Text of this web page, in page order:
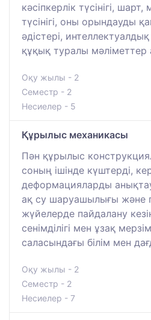
кәсіпкерлік түсінігі,
түсінігі, оны орындауды
әдістері,
құқық туралы
Оқу жылы - 2
Семестр - 2
Несиелер - 5
Құрылыс механикасы
Пән құрылыс
соның ішінде күштерді,
деформацияларды
ақ су шаруашылығы және
жүйелерде пайдалану
сенімділігі мен ұзақ
саласындағы білім мен
Оқу жылы - 2
Семестр - 2
Несиелер - 7